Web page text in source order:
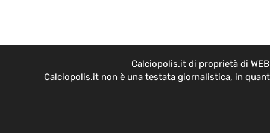
Calciopolis.it di proprietà di
Calciopolis.it non è una testata giornalistica, in